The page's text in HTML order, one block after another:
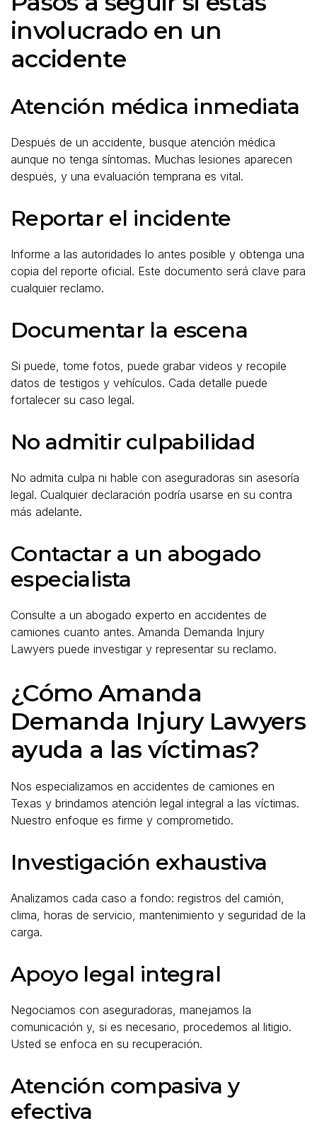
involucrado en un
accidente
Atención médica inmediata
Después de un accidente, busque atención médica
aunque no tenga síntomas. Muchas lesiones aparecen
después, y una evaluación temprana es vital.
Reportar el incidente
Informe a las autoridades lo antes posible y obtenga una
copia del reporte oficial. Este documento será clave para
cualquier reclamo.
Documentar la escena
Si puede, tome fotos, puede grabar videos y recopile
datos de testigos y vehículos. Cada detalle puede
fortalecer su caso legal.
No admitir culpabilidad
No admita culpa ni hable con aseguradoras sin asesoría
legal. Cualquier declaración podría usarse en su contra
más adelante.
Contactar a un abogado
especialista
Consulte a un abogado experto en accidentes de
camiones cuanto antes. Amanda Demanda Injury
Lawyers puede investigar y representar su reclamo.
¿Cómo Amanda
Demanda Injury Lawyers
ayuda a las víctimas?
Nos especializamos en accidentes de camiones en
Texas y brindamos atención legal integral a las víctimas.
Nuestro enfoque es firme y comprometido.
Investigación exhaustiva
Analizamos cada caso a fondo: registros del camión,
clima, horas de servicio, mantenimiento y seguridad de la
carga.
Apoyo legal integral
Negociamos con aseguradoras, manejamos la
comunicación y, si es necesario, procedemos al litigio.
Usted se enfoca en su recuperación.
Atención compasiva y
efectiva